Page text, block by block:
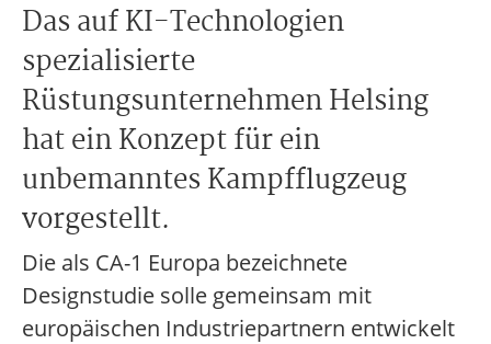
Das auf KI-Technologien
spezialisierte
Rüstungsunternehmen Helsing
hat ein Konzept für ein
unbemanntes Kampfflugzeug
vorgestellt.
Die als CA-1 Europa bezeichnete
Designstudie solle gemeinsam mit
europäischen Industriepartnern entwickelt